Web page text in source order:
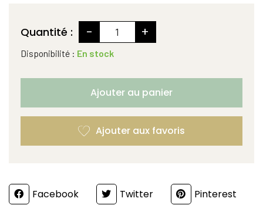
Quantité : - +
Disponibilité : En stock
Ajouter au panier
PartagerFacebook Twitter Pinterest